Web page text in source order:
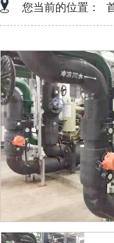
您当前的位置：